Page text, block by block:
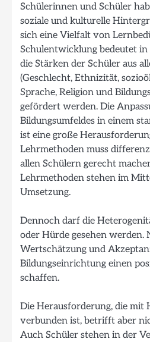
Schülerinnen und Schüler
soziale und kulturelle
sich eine Vielfalt von
Schulentwicklung bedeutet in
die Stärken der Schüler aus
(Geschlecht, Ethnizität,
Sprache, Religion und
gefördert werden. Die
Bildungsumfeldes in einem
ist eine große
Lehrmethoden muss
allen Schülern gerecht
Lehrmethoden stehen im
Umsetzung.
Dennoch darf die
oder Hürde gesehen werden.
Wertschätzung und
Bildungseinrichtung einen
schaffen.
Die Herausforderung, die mit
verbunden ist, betrifft aber
Auch Schüler stehen in der